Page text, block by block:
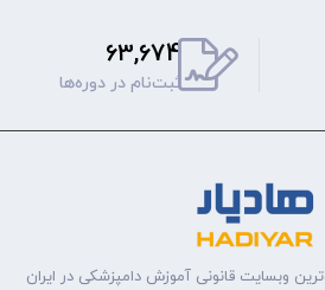
63,674
ثبت‌نام‌ در دوره‌ها
وبسایت قانونی آموزش دامپزشکی در ایران